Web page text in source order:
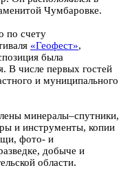
Чумбаровке.
по счету
«Геофест»,
была
В числе первых гостей
и муниципального
минералы–спутники,
и инструменты, копии
фото- и
добыче и
области.